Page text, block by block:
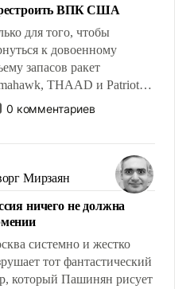
ВПК США
для того, чтобы
к довоенному
запасов ракет
THAAD и Patriot
потребуется более трех
Даже небольшая война с
ситуация
многолетний период
США, например,
Китаем.
0 комментариев
Мирзаян
ничего не должна
системно и жестко
тот фантастический
который Пашинян рисует